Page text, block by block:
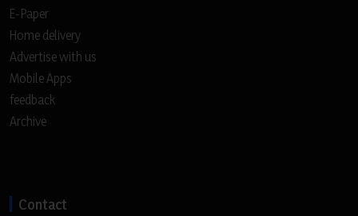
E-Paper
Home delivery
Advertise with us
Mobile Apps
feedback
Archive
Contact